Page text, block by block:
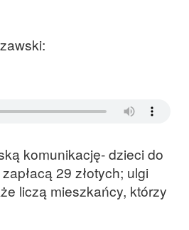
komunikację- dzieci do
29 złotych; ulgi
liczą mieszkańcy, którzy